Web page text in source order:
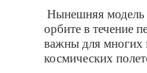
Нынешняя модель
орбите в течение
важны для многих
космических